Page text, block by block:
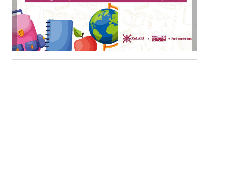
Ago 07, 2026 / 07:11
Fetichismo o sentir placer por cosas extrañas ¿es
normal?